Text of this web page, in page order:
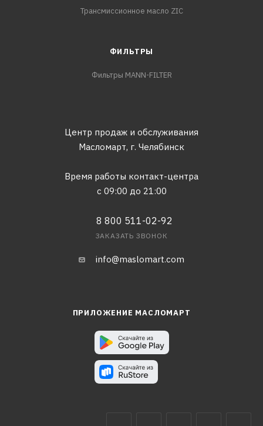
Трансмиссионное масло ZIC
ФИЛЬТРЫ
Фильтры MANN-FILTER
Центр продаж и обслуживания
Масломарт, г. Челябинск
Время работы контакт-центра
с 09:00 до 21:00
8 800 511-02-92
ЗАКАЗАТЬ ЗВОНОК
info@maslomart.com
ПРИЛОЖЕНИЕ МАСЛОМАРТ